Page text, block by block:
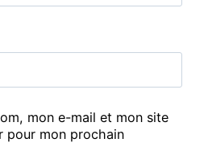
mon e-mail et mon site
pour mon prochain